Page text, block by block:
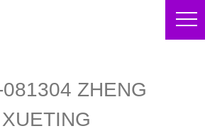
ZHENG
XUETING